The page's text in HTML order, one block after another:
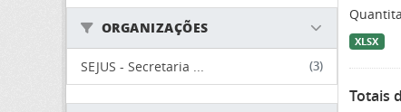
ORGANIZAÇÕES
SEJUS - Secretaria ... (3)
XLSX
Totais